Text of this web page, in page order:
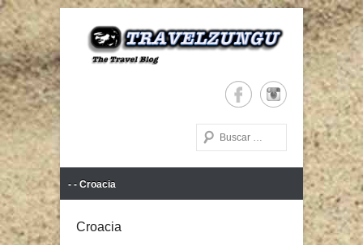
Buscar
- - Croacia
Croacia